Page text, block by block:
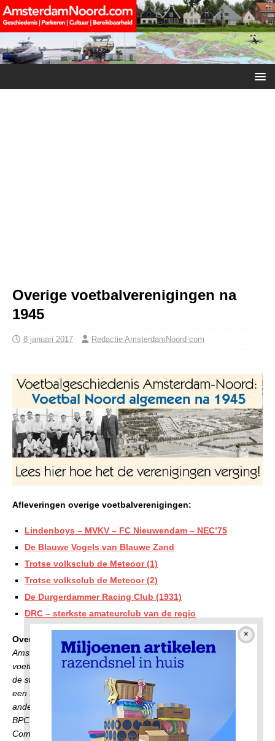
Overige voetbalverenigingen na
1945
8 januari 2017 Redactie AmsterdamNoord com
Afleveringen overige voetbalverenigingen:
Lindenboys – MVKV – FC Nieuwendam – NEC’75
De Blauwe Vogels van Blauwe Zand
Trotse volksclub de Meteoor (1)
Trotse volksclub de Meteoor (2)
De Durgerdammer Racing Club (1931)
DRC – sterkste amateurclub van de regio
Overige voetbalverenigingen
Amsterdam-Noord kende vóór en na de oorlog grote en kleine
voetbalverenigingen. De kleine clubs waren vaak afkomstig uit
de stad, die een groot tekort aan voetbalvelden kende. Als er
een terrein vrij was in de stad, verhuisden de clubs naar de
andere kant van het IJ. Dat deden bijvoorbeeld BPC en ABIM.
BPC kwam uit de binnenstad en was de Be Quick-Pollux-
Combinatie en ABIM is een afkorting van Alle begin Is Moeilijk.